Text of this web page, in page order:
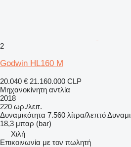
2
Godwin HL160 M
20.040 € 21.160.000 CLP
Μηχανοκίνητη αντλία
2018
220 ωρ./λειτ.
Δυναμικότητα 7.560 λίτρα/λεπτό
18,3 μπαρ (bar)
Χιλή
Επικοινωνία με τον πωλητή